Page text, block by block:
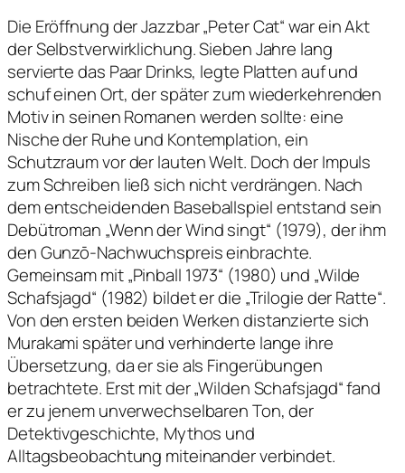
Die Eröffnung der Jazzbar „Peter Cat“ war ein Akt
der Selbstverwirklichung. Sieben Jahre lang
servierte das Paar Drinks, legte Platten auf und
schuf einen Ort, der später zum wiederkehrenden
Motiv in seinen Romanen werden sollte: eine
Nische der Ruhe und Kontemplation, ein
Schutzraum vor der lauten Welt. Doch der Impuls
zum Schreiben ließ sich nicht verdrängen. Nach
dem entscheidenden Baseballspiel entstand sein
Debütroman „Wenn der Wind singt“ (1979), der ihm
den Gunzō-Nachwuchspreis einbrachte.
Gemeinsam mit „Pinball 1973“ (1980) und „Wilde
Schafsjagd“ (1982) bildet er die „Trilogie der Ratte“.
Von den ersten beiden Werken distanzierte sich
Murakami später und verhinderte lange ihre
Übersetzung, da er sie als Fingerübungen
betrachtete. Erst mit der „Wilden Schafsjagd“ fand
er zu jenem unverwechselbaren Ton, der
Detektivgeschichte, Mythos und
Alltagsbeobachtung miteinander verbindet.